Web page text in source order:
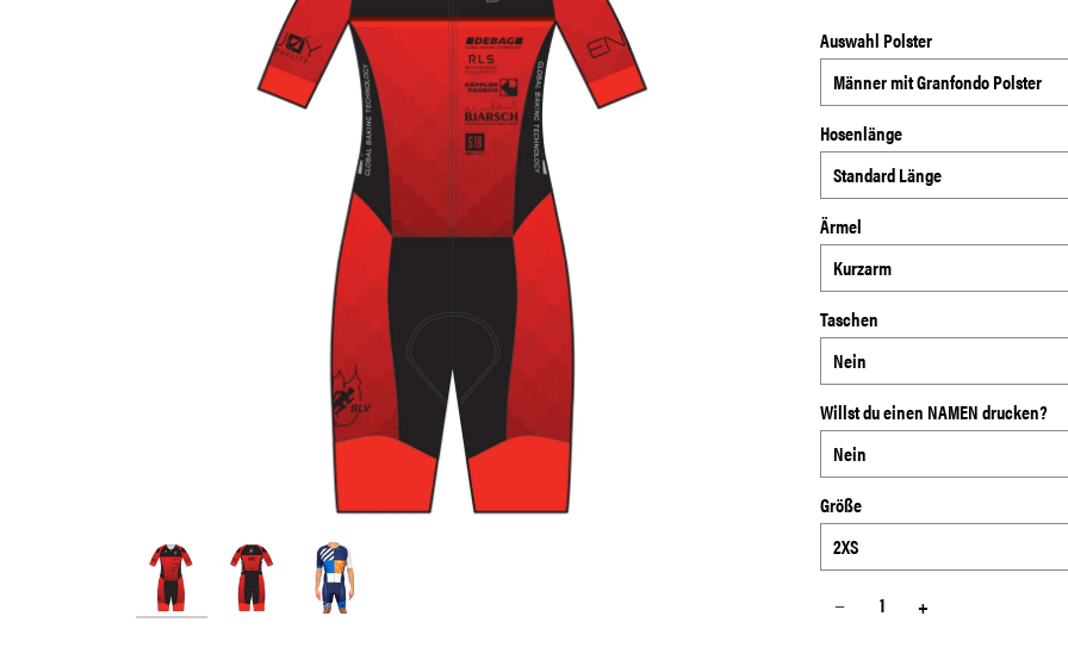
Auswahl Polster
Hosenlänge
Ärmel
Taschen
Willst du einen NAMEN drucken?
Größe
− +